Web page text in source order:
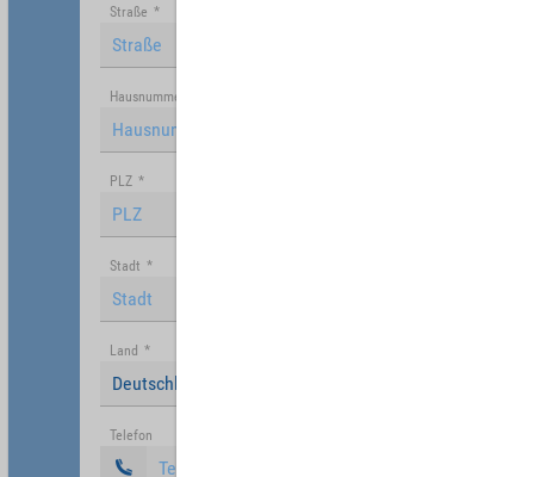
Straße *
Hausnummer
PLZ *
Stadt *
Land *
Deutschland
Telefon